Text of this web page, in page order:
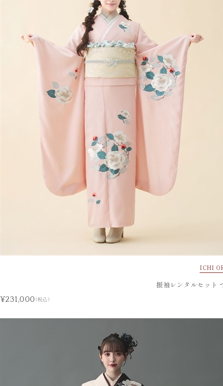
ICHI
振袖レンタルセット
¥231,000 (税込)